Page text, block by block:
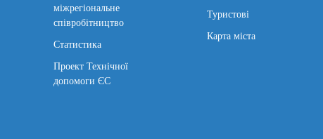
міжрегіональне
співробітництво
Статистика
Проект Технічної
допомоги ЄС
Туристові
Карта міста